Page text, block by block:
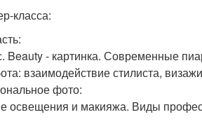
класса:
Beauty - картинка. Современные
взаимодействие стилиста,
фото:
освещения и макияжа. Виды